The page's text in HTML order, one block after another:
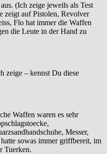
(Ich zeige jeweils als Test
zeigt auf Pistolen, Revolver
Flo hat immer die Waffen
die Leute in der Hand zu
zeige – kennst Du diese
Waffen waren es sehr
Messer,
sowas immer griffbereit, im
Tuerken.